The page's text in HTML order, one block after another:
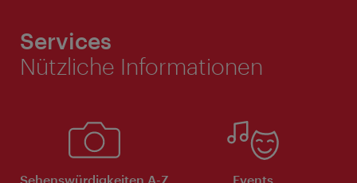
Services
Nützliche Informationen
Sehenswürdigkeiten A-Z Events